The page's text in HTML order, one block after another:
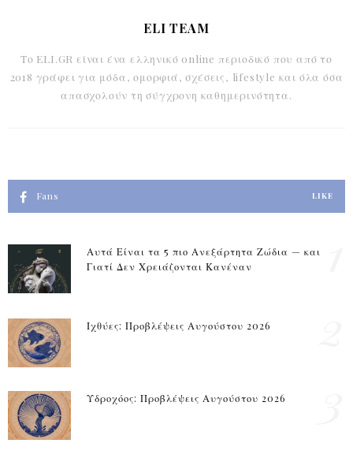
ELI TEAM
Το ELI.GR είναι ένα ελληνικό online περιοδικό που από το
2018 γράφει για μόδα, ομορφιά, σχέσεις, lifestyle και όλα όσα
απασχολούν τη σύγχρονη καθημερινότητα.
Fans LIKE
Αυτά Είναι τα 5 πιο Ανεξάρτητα Ζώδια — και
Γιατί Δεν Χρειάζονται Κανέναν
Ιχθύες: Προβλέψεις Αυγούστου 2026
Υδροχόος: Προβλέψεις Αυγούστου 2026